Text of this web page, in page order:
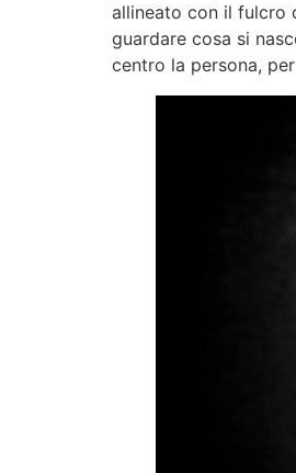
allineato con il fulcro
guardare cosa si
centro la persona,